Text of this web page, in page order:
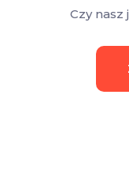
Czy